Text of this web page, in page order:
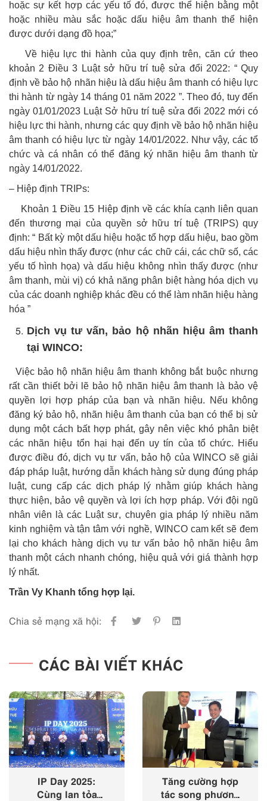
hoặc sự kết hợp các yếu tố đó, được thể hiện bằng một
hoặc nhiều màu sắc hoặc dấu hiệu âm thanh thể hiện
được dưới dạng đồ họa;”
Về hiệu lực thi hành của quy định trên, căn cứ theo
khoản 2 Điều 3 Luật sở hữu trí tuệ sửa đổi 2022: “ Quy
định về bảo hộ nhãn hiệu là dấu hiệu âm thanh có hiệu lực
thi hành từ ngày 14 tháng 01 năm 2022 ”. Theo đó, tuy đến
ngày 01/01/2023 Luật Sở hữu trí tuệ sửa đổi 2022 mới có
hiệu lực thi hành, nhưng các quy định về bảo hộ nhãn hiệu
âm thanh có hiệu lực từ ngày 14/01/2022. Như vậy, các tổ
chức và cá nhân có thể đăng ký nhãn hiệu âm thanh từ
ngày 14/01/2022.
– Hiệp định TRIPs:
Khoản 1 Điều 15 Hiệp định về các khía cạnh liên quan
đến thương mại của quyền sở hữu trí tuệ (TRIPS) quy
định: “ Bất kỳ một dấu hiệu hoặc tổ hợp dấu hiệu, bao gồm
dấu hiệu nhìn thấy được (như các chữ cái, các chữ số, các
yếu tố hình họa) và dấu hiệu không nhìn thấy được (như
âm thanh, mùi vị) có khả năng phân biệt hàng hóa dịch vụ
của các doanh nghiệp khác đều có thể làm nhãn hiệu hàng
hóa ”
Dịch vụ tư vấn, bảo hộ nhãn hiệu âm thanh
tại WINCO:
Việc bảo hộ nhãn hiệu âm thanh không bắt buộc nhưng
rất cần thiết bởi lẽ bảo hộ nhãn hiệu âm thanh là bảo vệ
quyền lợi hợp pháp của bạn và nhãn hiệu. Nếu không
đăng ký bảo hộ, nhãn hiệu âm thanh của bạn có thể bị sử
dụng một cách bất hợp phát, gây nên việc khó phân biệt
các nhãn hiệu tổn hại hại đến uy tín của tổ chức. Hiểu
được điều đó, dịch vụ tư vấn, bảo hộ của WINCO sẽ giải
đáp pháp luật, hướng dẫn khách hàng sử dụng đúng pháp
luật, cung cấp các dịch pháp lý nhằm giúp khách hàng
thực hiện, bảo vệ quyền và lợi ích hợp pháp. Với đội ngũ
nhân viên là các Luật sư, chuyên gia pháp lý nhiều năm
kinh nghiệm và tận tâm với nghề, WINCO cam kết sẽ đem
lại cho khách hàng dịch vụ tư vấn bảo hộ nhãn hiệu âm
thanh một cách nhanh chóng, hiệu quả với giá thành hợp
lý nhất.
Trần Vy Khanh tổng hợp lại.
Chia sẻ mạng xã hội:
CÁC BÀI VIẾT KHÁC
IP Day 2025:
Cùng lan tỏa
Tăng cường hợp
tác song phương